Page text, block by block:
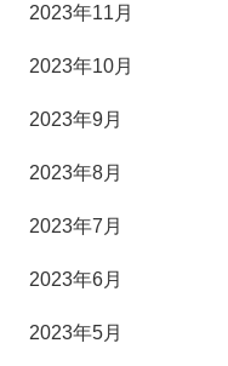
2023年11月
2023年10月
2023年9月
2023年8月
2023年7月
2023年6月
2023年5月